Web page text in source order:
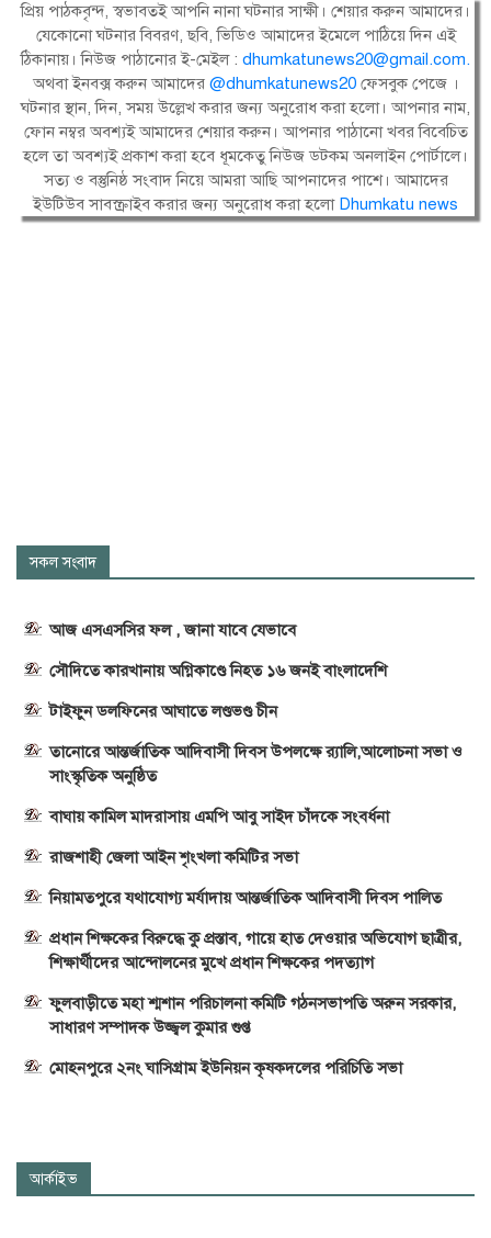
প্রিয় পাঠকবৃন্দ, স্বভাবতই আপনি নানা ঘটনার সাক্ষী। শেয়ার করুন আমাদের।
যেকোনো ঘটনার বিবরণ, ছবি, ভিডিও আমাদের ইমেলে পাঠিয়ে দিন এই
ঠিকানায়। নিউজ পাঠানোর ই-মেইল : dhumkatunews20@gmail.com.
অথবা ইনবক্স করুন আমাদের@dhumkatunews20 ফেসবুক পেজে ।
ঘটনার স্থান, দিন, সময় উল্লেখ করার জন্য অনুরোধ করা হলো। আপনার নাম,
ফোন নম্বর অবশ্যই আমাদের শেয়ার করুন। আপনার পাঠানো খবর বিবেচিত
হলে তা অবশ্যই প্রকাশ করা হবে ধূমকেতু নিউজ ডটকম অনলাইন পোর্টালে।
সত্য ও বস্তুনিষ্ঠ সংবাদ নিয়ে আমরা আছি আপনাদের পাশে। আমাদের
ইউটিউব সাবস্ক্রাইব করার জন্য অনুরোধ করা হলো Dhumkatu news
সকল সংবাদ
আজ এসএসসির ফল , জানা যাবে যেভাবে
সৌদিতে কারখানায় অগ্নিকাণ্ডে নিহত ১৬ জনই বাংলাদেশি
টাইফুন ডলফিনের আঘাতে লণ্ডভণ্ড চীন
তানোরে আন্তর্জাতিক আদিবাসী দিবস উপলক্ষে র‍্যালি,আলোচনা সভা ও
সাংস্কৃতিক অনুষ্ঠিত
বাঘায় কামিল মাদরাসায় এমপি আবু সাইদ চাঁদকে সংবর্ধনা
রাজশাহী জেলা আইন শৃংখলা কমিটির সভা
নিয়ামতপুরে যথাযোগ্য মর্যাদায় আন্তর্জাতিক আদিবাসী দিবস পালিত
প্রধান শিক্ষকের বিরুদ্ধে কু প্রস্তাব, গায়ে হাত দেওয়ার অভিযোগ ছাত্রীর,
শিক্ষার্থীদের আন্দোলনের মুখে প্রধান শিক্ষকের পদত্যাগ
ফুলবাড়ীতে মহা শ্মশান পরিচালনা কমিটি গঠনসভাপতি অরুন সরকার,
সাধারণ সম্পাদক উজ্জ্বল কুমার গুপ্ত
মোহনপুরে ২নং ঘাসিগ্রাম ইউনিয়ন কৃষকদলের পরিচিতি সভা
আর্কাইভ